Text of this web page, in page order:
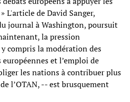
L'article de David Sanger,
journal à Washington, poursuit
la pression
compris la modération des
et l’emploi de
les nations à contribuer plus
l’OTAN, -- est brusquement